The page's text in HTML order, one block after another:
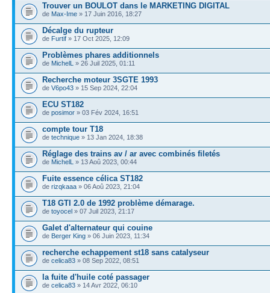
Trouver un BOULOT dans le MARKETING DIGITAL
de Max-Ime » 17 Juin 2016, 18:27
Décalge du rupteur
de Furtif » 17 Oct 2025, 12:09
Problèmes phares additionnels
de MichelL » 26 Juil 2025, 01:11
Recherche moteur 3SGTE 1993
de V6po43 » 15 Sep 2024, 22:04
ECU ST182
de posimor » 03 Fév 2024, 16:51
compte tour T18
de technique » 13 Jan 2024, 18:38
Réglage des trains av / ar avec combinés filetés
de MichelL » 13 Aoû 2023, 00:44
Fuite essence célica ST182
de rizqkaaa » 06 Aoû 2023, 21:04
T18 GTI 2.0 de 1992 problème démarage.
de toyocel » 07 Juil 2023, 21:17
Galet d'alternateur qui couine
de Berger King » 06 Juin 2023, 11:34
recherche echappement st18 sans catalyseur
de celica83 » 08 Sep 2022, 08:51
la fuite d'huile coté passager
de celica83 » 14 Avr 2022, 06:10